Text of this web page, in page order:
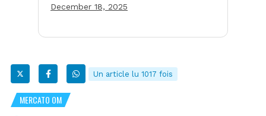
December 18, 2025
Un article lu 1017 fois
MERCATO OM